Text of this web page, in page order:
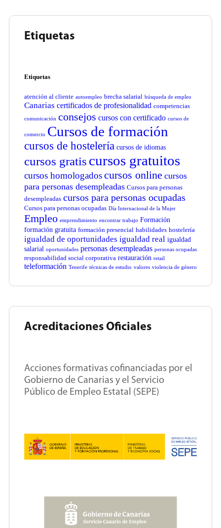
Etiquetas
Etiquetas
atención al cliente autoempleo brecha salarial búsqueda de empleo
Canarias certificados de profesionalidad competencias
comunicación consejos cursos con certificado cursos de
comercio Cursos de formación
cursos de hostelería cursos de idiomas
cursos gratis cursos gratuitos
cursos homologadoscursos online cursos
para personas desempleadas Cursos para personas
desempleadas cursos para personas ocupadas
Cursos para personas ocupadas Día Internacional de la Mujer
Empleo emprendimiento encontrar trabajo Formación
formación gratuita formación presencial habilidades hostelería
igualdad de oportunidades igualdad real igualdad
salarial oportunidades personas desempleadas personas ocupadas
responsabilidad social corporativa restauración retail
teleformación Tenerife técnicas de estudio valores violencia de género
Acreditaciones Oficiales
Acciones formativas cofinanciadas por el
Gobierno de Canarias y el Servicio
Público de Empleo Estatal (SEPE)